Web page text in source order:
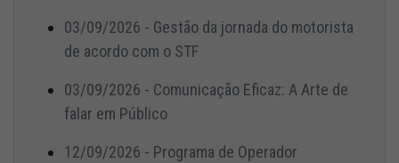
03/09/2026 - Gestão da jornada do motorista
de acordo com o STF
03/09/2026 - Comunicação Eficaz: A Arte de
falar em Público
12/09/2026 - Programa de Operador